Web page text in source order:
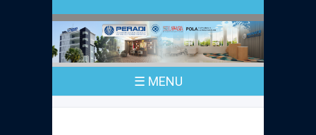
☰ MENU
Sejarah
Pusat Bantuan Hukum
Peraturan
PKPA
UPA